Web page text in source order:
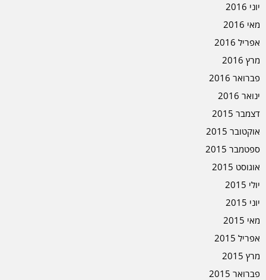
יוני 2016
מאי 2016
אפריל 2016
מרץ 2016
פברואר 2016
ינואר 2016
דצמבר 2015
אוקטובר 2015
ספטמבר 2015
אוגוסט 2015
יולי 2015
יוני 2015
מאי 2015
אפריל 2015
מרץ 2015
פברואר 2015